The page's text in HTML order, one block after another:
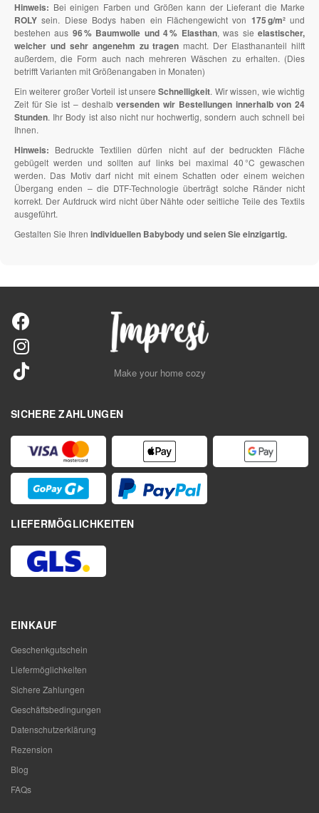
Hinweis: Bei einigen Farben und Größen kann der Lieferant die Marke
ROLY sein. Diese Bodys haben ein Flächengewicht von 175 g/m²und
bestehen aus 96 % Baumwolle und 4 % Elasthan, was sieelastischer,
weicher und sehr angenehm zu tragen macht. Der Elasthananteil hilft
außerdem, die Form auch nach mehreren Wäschen zu erhalten. (Dies
betrifft Varianten mit Größenangaben in Monaten)
Ein weiterer großer Vorteil ist unsereSchnelligkeit. Wir wissen, wie wichtig
Zeit für Sie ist – deshalbversenden wir Bestellungen innerhalb von 24
Stunden. Ihr Body ist also nicht nur hochwertig, sondern auch schnell bei
Ihnen.
Hinweis: Bedruckte Textilien dürfen nicht auf der bedruckten Fläche
gebügelt werden und sollten auf links bei maximal 40 °C gewaschen
werden. Das Motiv darf nicht mit einem Schatten oder einem weichen
Übergang enden – die DTF-Technologie überträgt solche Ränder nicht
korrekt. Der Aufdruck wird nicht über Nähte oder seitliche Teile des Textils
ausgeführt.
Gestalten Sie Ihren individuellen Babybody und seien Sie einzigartig.
Make your home cozy
SICHERE ZAHLUNGEN
LIEFERMÖGLICHKEITEN
EINKAUF
Geschenkgutschein
Liefermöglichkeiten
Sichere Zahlungen
Geschäftsbedingungen
Datenschutzerklärung
Rezension
Blog
FAQs